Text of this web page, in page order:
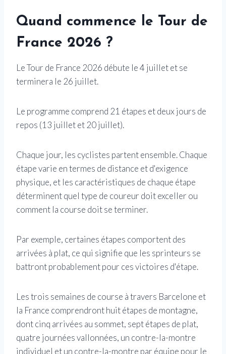
Quand commence le Tour de
France 2026 ?
Le Tour de France 2026 débute le 4 juillet et se
terminera le 26 juillet.
Le programme comprend 21 étapes et deux jours de
repos (13 juillet et 20 juillet).
Chaque jour, les cyclistes partent ensemble. Chaque
étape varie en termes de distance et d'exigence
physique, et les caractéristiques de chaque étape
déterminent quel type de coureur doit exceller ou
comment la course doit se terminer.
Par exemple, certaines étapes comportent des
arrivées à plat, ce qui signifie que les sprinteurs se
battront probablement pour ces victoires d'étape.
Les trois semaines de course à travers Barcelone et
la France comprendront huit étapes de montagne,
dont cinq arrivées au sommet, sept étapes de plat,
quatre journées vallonnées, un contre-la-montre
individuel et un contre-la-montre par équipe pour le